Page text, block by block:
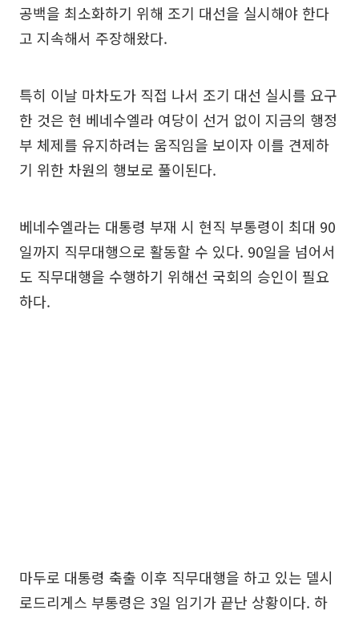
공백을 최소화하기 위해 조기 대선을 실시해야 한다
고 지속해서 주장해왔다.
특히 이날 마차도가 직접 나서 조기 대선 실시를 요구
한 것은 현 베네수엘라 여당이 선거 없이 지금의 행정
부 체제를 유지하려는 움직임을 보이자 이를 견제하
기 위한 차원의 행보로 풀이된다.
베네수엘라는 대통령 부재 시 현직 부통령이 최대 90
일까지 직무대행으로 활동할 수 있다. 90일을 넘어서
도 직무대행을 수행하기 위해선 국회의 승인이 필요
하다.
마두로 대통령 축출 이후 직무대행을 하고 있는 델시
로드리게스 부통령은 3일 임기가 끝난 상황이다. 하